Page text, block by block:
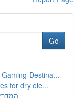
Go
Destina...
for dry ele...